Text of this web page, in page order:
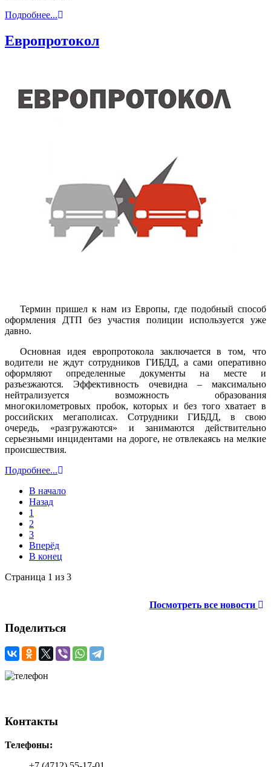
Подробнее...
Европротокол
Термин пришел к нам из Европы, где подобный способ
оформления ДТП без участия полиции используется уже
давно.
Основная идея европротокола заключается в том, что
водители не ждут сотрудников ГИБДД, а сами оперативно
оформляют определенные документы на месте и
разъезжаются. Эффективность очевидна – максимально
нейтрализуется возможность образования
многокилометровых пробок, которых и без того хватает в
российских мегаполисах. Сотрудники ГИБДД, в свою
очередь, «разгружаются» и занимаются действительно
серьезными инцидентами на дороге, не отвлекаясь на мелкие
происшествия.
Подробнее...
В начало
Назад
1
2
3
Вперёд
В конец
Страница 1 из 3
Посмотреть все новости
Поделиться
Контакты
Телефоны: